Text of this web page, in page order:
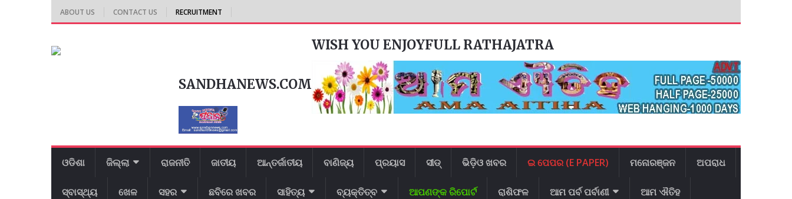
ABOUT US CONTACT US RECRUITMENT
WISH YOU ENJOYFULL RATHAJATRA
SANDHANEWS.COM
ଓଡିଶା ଜିଲ୍ଲା ରାଜନୀତି ଜାତୀୟ ଆନ୍ତର୍ଜାତୀୟ ବାଣିଜ୍ୟ ପ୍ରୟାସ ସୀଡ୍ ଭିଡ଼ିଓ ଖବର ଇ ପେପର (E PAPER) ମନୋରଞ୍ଜନ ଅପରାଧ
ସ୍ବାସ୍ଥ୍ୟ ଖେଳ ସହର ଛବିରେ ଖବର ସାହିତ୍ୟ ବ୍ୟକ୍ତିତ୍ବ ଆପଣଙ୍କ ରିପୋର୍ଟ ରାଶିଫଳ ଆମ ପର୍ବ ପର୍ବାଣୀ ଆମ ଐତିହ